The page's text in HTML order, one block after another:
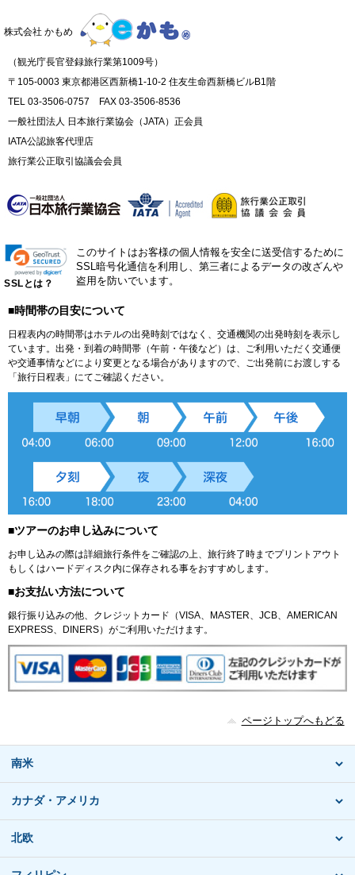
株式会社 かもめ
（観光庁長官登録旅行業第1009号）
〒105-0003 東京都港区西新橋1-10-2 住友生命西新橋ビルB1階
TEL 03-3506-0757 FAX 03-3506-8536
一般社団法人 日本旅行業協会（JATA）正会員
IATA公認旅客代理店
旅行業公正取引協議会会員
SSLとは？
このサイトはお客様の個人情報を安全に送受信するために
SSL暗号化通信を利用し、第三者によるデータの改ざんや
盗用を防いでいます。
■時間帯の目安について
日程表内の時間帯はホテルの出発時刻ではなく、交通機関の出発時刻を表示し
ています。出発・到着の時間帯（午前・午後など）は、ご利用いただく交通便
や交通事情などにより変更となる場合がありますので、ご出発前にお渡しする
「旅行日程表」にてご確認ください。
■ツアーのお申し込みについて
お申し込みの際は詳細旅行条件をご確認の上、旅行終了時までプリントアウト
もしくはハードディスク内に保存される事をおすすめします。
■お支払い方法について
銀行振り込みの他、クレジットカード（VISA、MASTER、JCB、AMERICAN
EXPRESS、DINERS）がご利用いただけます。
ページトップへもどる
南米
カナダ・アメリカ
北欧